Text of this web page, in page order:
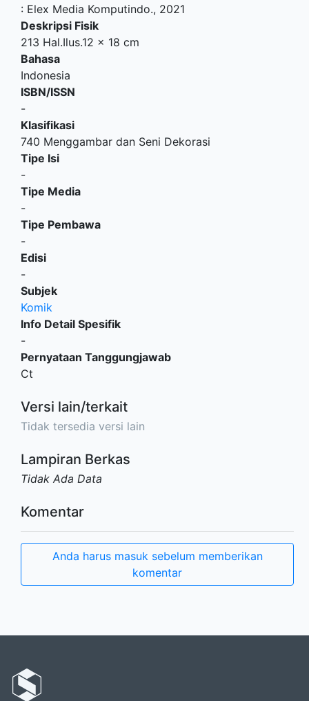
: Elex Media Komputindo., 2021
Deskripsi Fisik
213 Hal.Ilus.12 x 18 cm
Bahasa
Indonesia
ISBN/ISSN
-
Klasifikasi
740 Menggambar dan Seni Dekorasi
Tipe Isi
-
Tipe Media
-
Tipe Pembawa
-
Edisi
-
Subjek
Komik
Info Detail Spesifik
-
Pernyataan Tanggungjawab
Ct
Versi lain/terkait
Tidak tersedia versi lain
Lampiran Berkas
Tidak Ada Data
Komentar
Anda harus masuk sebelum memberikan
komentar